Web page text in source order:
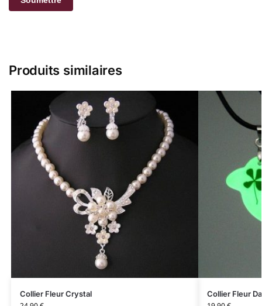
Produits similaires
Collier Fleur Crystal Collier Fleur